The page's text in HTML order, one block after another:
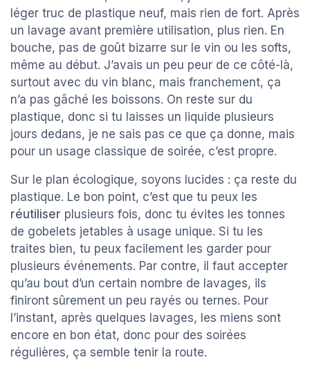
léger truc de plastique neuf, mais rien de fort. Après
un lavage avant première utilisation, plus rien. En
bouche, pas de goût bizarre sur le vin ou les softs,
même au début. J’avais un peu peur de ce côté-là,
surtout avec du vin blanc, mais franchement, ça
n’a pas gâché les boissons. On reste sur du
plastique, donc si tu laisses un liquide plusieurs
jours dedans, je ne sais pas ce que ça donne, mais
pour un usage classique de soirée, c’est propre.
Sur le plan écologique, soyons lucides : ça reste du
plastique. Le bon point, c’est que tu peux les
réutiliser plusieurs fois, donc tu évites les tonnes
de gobelets jetables à usage unique. Si tu les
traites bien, tu peux facilement les garder pour
plusieurs événements. Par contre, il faut accepter
qu’au bout d’un certain nombre de lavages, ils
finiront sûrement un peu rayés ou ternes. Pour
l’instant, après quelques lavages, les miens sont
encore en bon état, donc pour des soirées
régulières, ça semble tenir la route.